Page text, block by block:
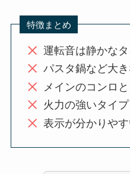
特徴まとめ
運転音は静かな
パスタ鍋など大
メインのコンロ
火力の強いタイ
表示が分かりや